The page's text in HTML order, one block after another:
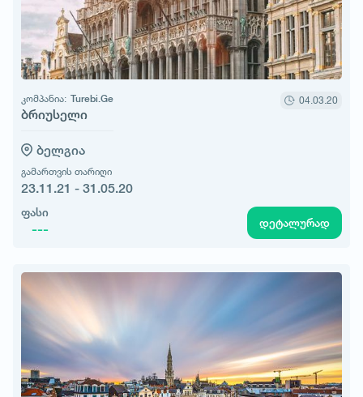
კომპანია: Turebi.Ge
ბრიუსელი
04.03.20
ბელგია
გამართვის თარიღი
23.11.21 - 31.05.20
ფასი
--- დეტალურად